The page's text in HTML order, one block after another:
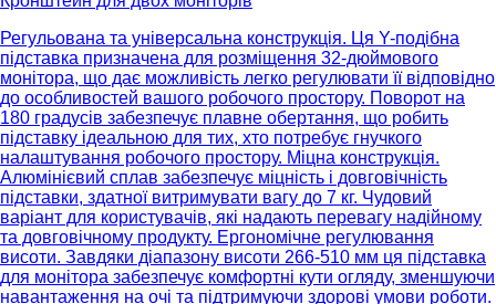
Регульована та універсальна конструкція. Ця Y-подібна
підставка призначена для розміщення 32-дюймового
монітора, що дає можливість легко регулювати її відповідно
до особливостей вашого робочого простору. Поворот на
180 градусів забезпечує плавне обертання, що робить
підставку ідеальною для тих, хто потребує гнучкого
налаштування робочого простору. Міцна конструкція.
Алюмінієвий сплав забезпечує міцність і довговічність
підставки, здатної витримувати вагу до 7 кг. Чудовий
варіант для користувачів, які надають перевагу надійному
та довговічному продукту. Ергономічне регулювання
висоти. Завдяки діапазону висоти 266-510 мм ця підставка
для монітора забезпечує комфортні кути огляду, зменшуючи
навантаження на очі та підтримуючи здорові умови роботи.